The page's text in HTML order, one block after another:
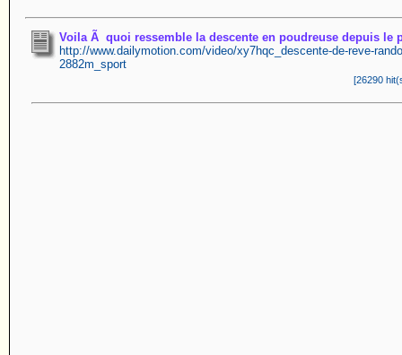
Voila Ã quoi ressemble la descente en poudreuse depuis le
http://www.dailymotion.com/video/xy7hqc_descente-de-reve-
2882m_sport
[26290